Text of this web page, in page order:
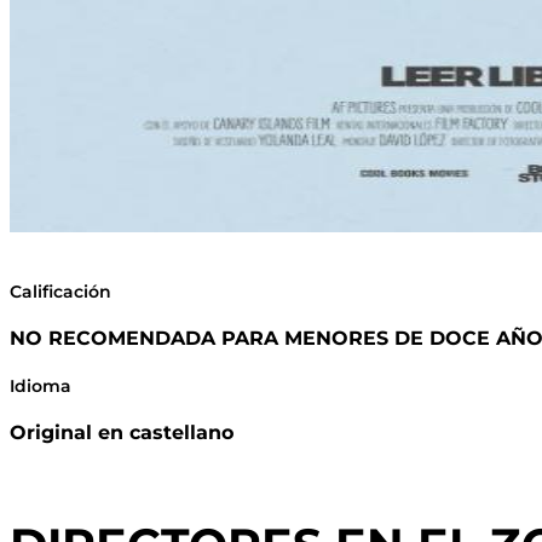
Calificación
NO RECOMENDADA PARA MENORES DE DOCE
Idioma
Original en castellano